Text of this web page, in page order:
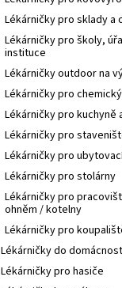
Lékárničky pro sklady a
Lékárničky pro školy,
instituce
Lékárničky outdoor na
Lékárničky pro
Lékárničky pro kuchyně
Lékárničky pro
Lékárničky pro
Lékárničky pro stolárny
Lékárničky pro
ohněm / kotelny
Lékárničky pro
Lékárničky do
Lékárničky pro hasiče